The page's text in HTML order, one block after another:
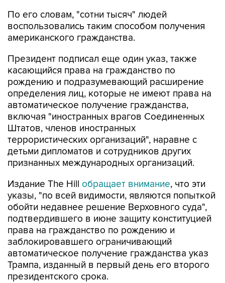
По его словам, "сотни тысяч" людей
воспользовались таким способом получения
американского гражданства.
Президент подписал еще один указ, также
касающийся права на гражданство по
рождению и подразумевающий расширение
определения лиц, которые не имеют права на
автоматическое получение гражданства,
включая "иностранных врагов Соединенных
Штатов, членов иностранных
террористических организаций", наравне с
детьми дипломатов и сотрудников других
признанных международных организаций.
Издание The Hill обращает внимание, что эти
указы, "по всей видимости, являются попыткой
обойти недавнее решение Верховного суда",
подтвердившего в июне защиту конституцией
права на гражданство по рождению и
заблокировавшего ограничивающий
автоматическое получение гражданства указ
Трампа, изданный в первый день его второго
президентского срока.